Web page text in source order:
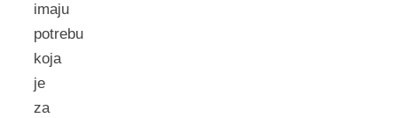
imaju
potrebu
koja
je
za